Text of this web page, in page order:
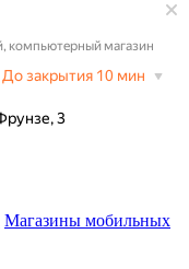
Магазины мобильных